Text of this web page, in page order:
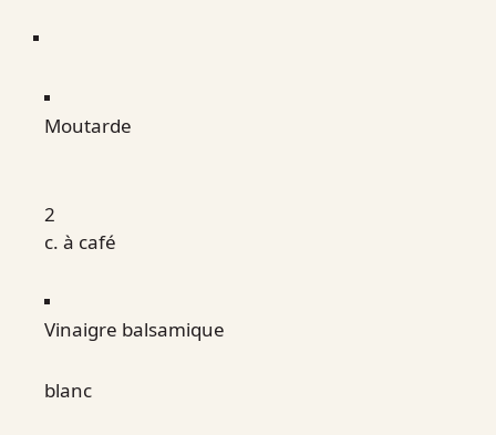
Moutarde
2
c. à café
Vinaigre balsamique
blanc